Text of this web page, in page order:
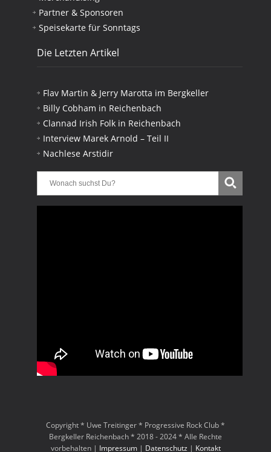
Partner & Sponsoren
Speisekarte für Sonntags
Die Letzten Artikel
Flav Martin & Jerry Marotta im Bergkeller
Billy Cobham in Reichenbach
Clannad Irish Folk in Reichenbach
Interview Marek Arnold – Teil II
Nachlese Arstidir
Copyright * Uwe Treitinger * Progressive Rock Club *
Bergkeller Reichenbach * 2018 - 2024 * Alle Rechte
vorbehalten | Impressum| Datenschutz | Kontakt